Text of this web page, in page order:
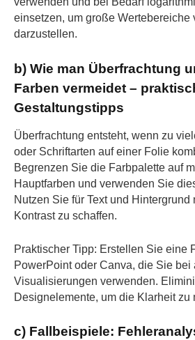
einsetzen, um große Wertebereiche
darzustellen.
b) Wie man Überfrachtung
Farben vermeidet –
Gestaltungstipps
Überfrachtung entsteht, wenn zu
oder Schriftarten auf einer Folie
Begrenzen Sie die Farbpalette auf
Hauptfarben und verwenden Sie
Nutzen Sie für Text und Hintergrund
Kontrast zu schaffen.
Praktischer Tipp: Erstellen Sie eine
PowerPoint oder Canva, die Sie bei
Visualisierungen verwenden.
Designelemente, um die Klarheit zu
c) Fallbeispiele: